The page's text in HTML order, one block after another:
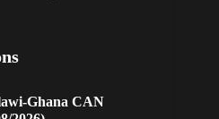
Ghana CAN